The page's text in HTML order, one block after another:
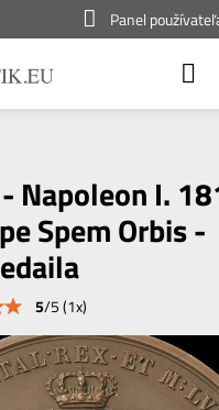
Panel
Napoleon I.
Spem Orbis -
5/5(1x)